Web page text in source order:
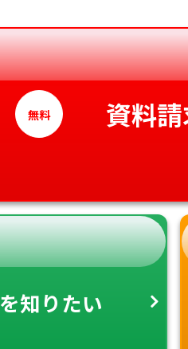
愛媛県
無料 資料
を知りたい